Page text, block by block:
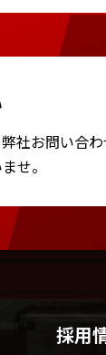
弊社お問い合
せ。
採用